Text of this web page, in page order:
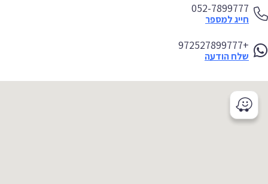
052-7899777
חייג למספר
+972527899777
שלח הודעה